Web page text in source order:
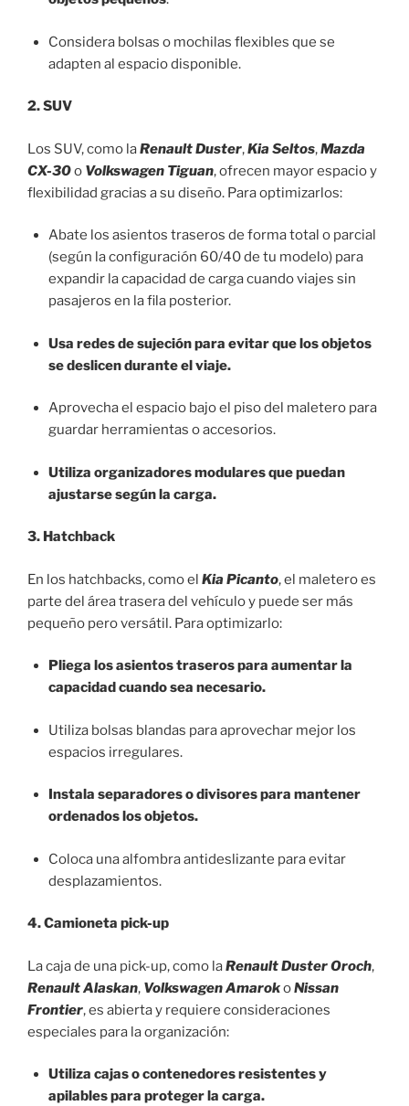
Considera bolsas o mochilas flexibles que se
adapten al espacio disponible.
2. SUV
Los SUV, como laRenault Duster,Kia Seltos,Mazda
CX-30o Volkswagen Tiguan, ofrecen mayor espacio y
flexibilidad gracias a su diseño. Para optimizarlos:
Abate los asientos traseros de forma total o parcial
(según la configuración 60/40 de tu modelo) para
expandir la capacidad de carga cuando viajes sin
pasajeros en la fila posterior.
Usa redes de sujeción para evitar que los objetos
se deslicen durante el viaje.
Aprovecha el espacio bajo el piso del maletero para
guardar herramientas o accesorios.
Utiliza organizadores modulares que puedan
ajustarse según la carga.
3. Hatchback
En los hatchbacks, como el Kia Picanto, el maletero es
parte del área trasera del vehículo y puede ser más
pequeño pero versátil. Para optimizarlo:
Pliega los asientos traseros para aumentar la
capacidad cuando sea necesario.
Utiliza bolsas blandas para aprovechar mejor los
espacios irregulares.
Instala separadores o divisores para mantener
ordenados los objetos.
Coloca una alfombra antideslizante para evitar
desplazamientos.
4. Camioneta pick-up
La caja de una pick-up, como laRenault Duster Oroch,
Renault Alaskan, Volkswagen AmarokoNissan
Frontier, es abierta y requiere consideraciones
especiales para la organización:
Utiliza cajas o contenedores resistentes y
apilables para proteger la carga.